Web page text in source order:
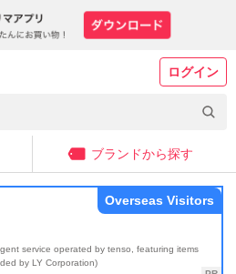
ログイン
ブランドから探す
service operated by tenso, featuring items
by LY Corporation)
Overseas Visitors